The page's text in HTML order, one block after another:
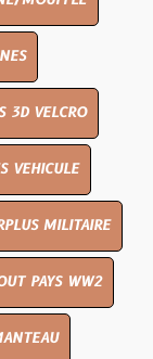
3D VELCRO
VEHICULE
MILITAIRE
PAYS WW2